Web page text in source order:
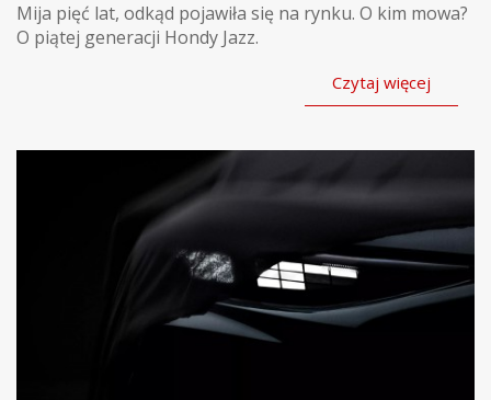
Mija pięć lat, odkąd pojawiła się na rynku. O kim mowa?
O piątej generacji Hondy Jazz.
Czytaj więcej